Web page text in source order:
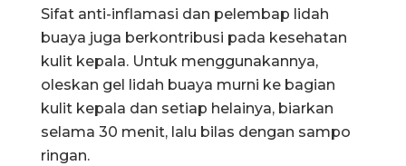
Sifat anti-inflamasi dan pelembap lidah
buaya juga berkontribusi pada kesehatan
kulit kepala. Untuk menggunakannya,
oleskan gel lidah buaya murni ke bagian
kulit kepala dan setiap helainya, biarkan
selama 30 menit, lalu bilas dengan sampo
ringan.